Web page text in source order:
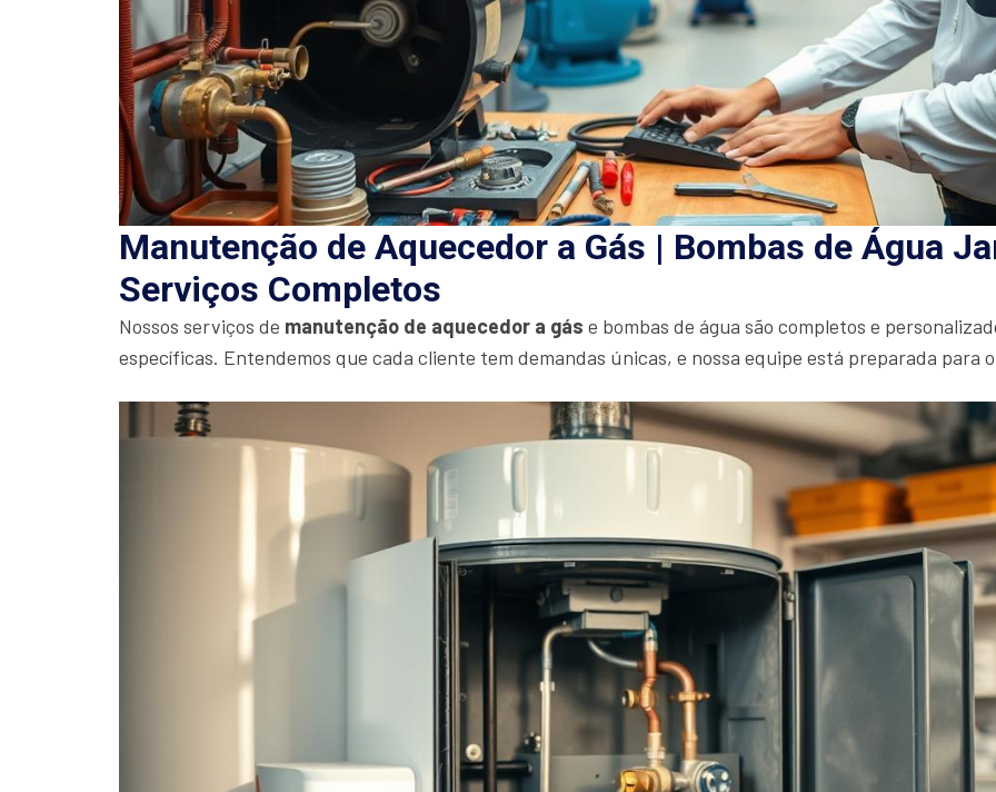
Manutenção de Aquecedor a Gás | Bombas de Água
Serviços Completos
Nossos serviços de manutenção de aquecedor a gás e bombas de água são completos e
específicas. Entendemos que cada cliente tem demandas únicas, e nossa equipe está preparada para